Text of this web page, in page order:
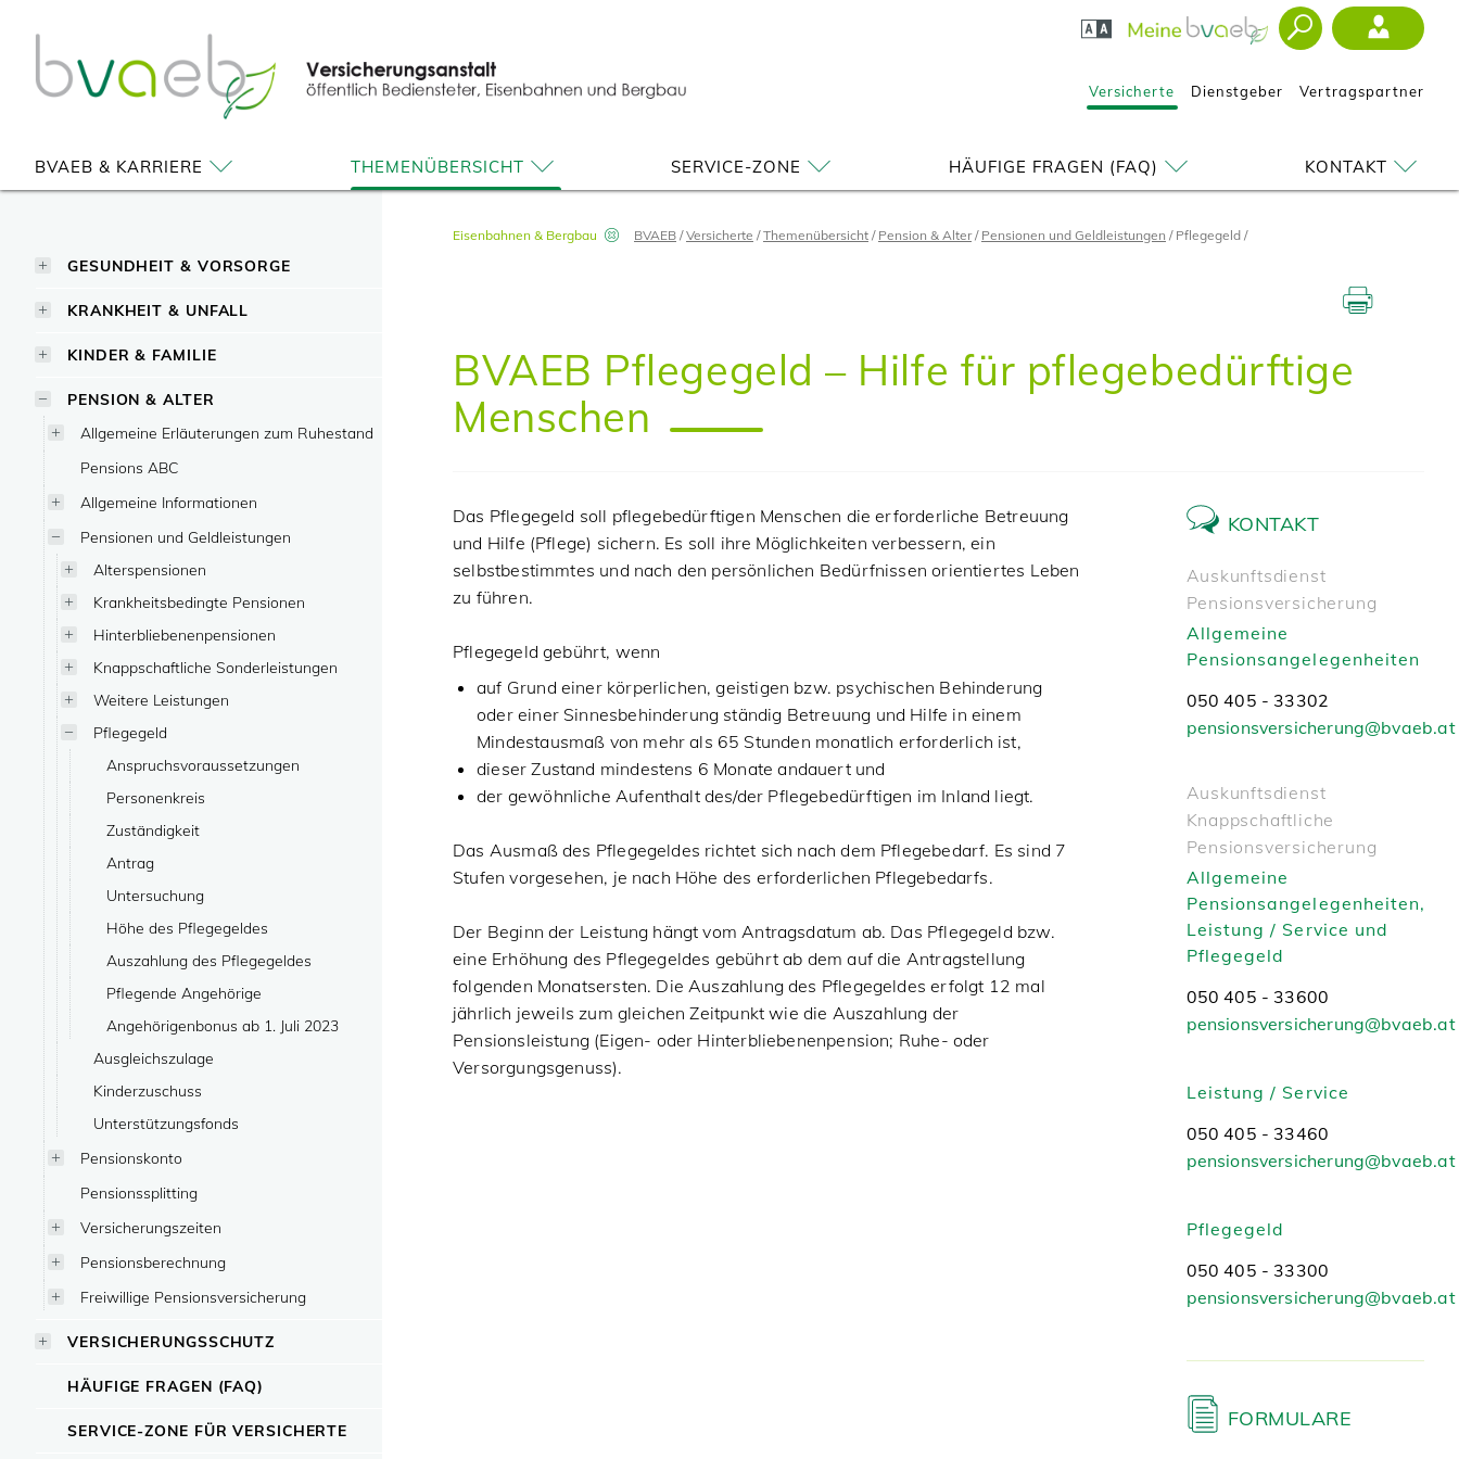
springen
Versicherte Dienstgeber Vertragspartner
BVAEB & KARRIERE THEMENÜBERSICHT SERVICE-ZONE HÄUFIGE FRAGEN (FAQ) KONTAKT
GESUNDHEIT & VORSORGE
KRANKHEIT & UNFALL
KINDER & FAMILIE
PENSION & ALTER
Allgemeine Erläuterungen zum Ruhestand
Pensions ABC
Allgemeine Informationen
Pensionen und Geldleistungen
Alterspensionen
Krankheitsbedingte Pensionen
Hinterbliebenenpensionen
Knappschaftliche Sonderleistungen
Weitere Leistungen
Pflegegeld
Anspruchsvoraussetzungen
Personenkreis
Zuständigkeit
Antrag
Untersuchung
Höhe des Pflegegeldes
Auszahlung des Pflegegeldes
Pflegende Angehörige
Angehörigenbonus ab 1. Juli 2023
Ausgleichszulage
Kinderzuschuss
Unterstützungsfonds
Pensionskonto
Pensionssplitting
Versicherungszeiten
Pensionsberechnung
Freiwillige Pensionsversicherung
VERSICHERUNGSSCHUTZ
HÄUFIGE FRAGEN (FAQ)
SERVICE-ZONE FÜR VERSICHERTE
Eisenbahnen & Bergbau BVAEB Versicherte Themenübersicht Pension & Alter Pensionen und Geldleistungen Pflegegeld
BVAEB Pflegegeld – Hilfe für pflegebedürftige
Menschen
Das Pflegegeld soll pflegebedürftigen Menschen die erforderliche Betreuung
und Hilfe (Pflege) sichern. Es soll ihre Möglichkeiten verbessern, ein
selbstbestimmtes und nach den persönlichen Bedürfnissen orientiertes Leben
zu führen.
Pflegegeld gebührt, wenn
auf Grund einer körperlichen, geistigen bzw. psychischen Behinderung
oder einer Sinnesbehinderung ständig Betreuung und Hilfe in einem
Mindestausmaß von mehr als 65 Stunden monatlich erforderlich ist,
dieser Zustand mindestens 6 Monate andauert und
der gewöhnliche Aufenthalt des/der Pflegebedürftigen im Inland liegt.
Das Ausmaß des Pflegegeldes richtet sich nach dem Pflegebedarf. Es sind 7
Stufen vorgesehen, je nach Höhe des erforderlichen Pflegebedarfs.
Der Beginn der Leistung hängt vom Antragsdatum ab. Das Pflegegeld bzw.
eine Erhöhung des Pflegegeldes gebührt ab dem auf die Antragstellung
folgenden Monatsersten. Die Auszahlung des Pflegegeldes erfolgt 12 mal
jährlich jeweils zum gleichen Zeitpunkt wie die Auszahlung der
Pensionsleistung (Eigen- oder Hinterbliebenenpension; Ruhe- oder
Versorgungsgenuss).
KONTAKT
Auskunftsdienst
Pensionsversicherung
Allgemeine
Pensionsangelegenheiten
050 405 - 33302
pensionsversicherung@bvaeb.at
Auskunftsdienst
Knappschaftliche
Pensionsversicherung
Allgemeine
Pensionsangelegenheiten,
Leistung / Service und
Pflegegeld
050 405 - 33600
pensionsversicherung@bvaeb.at
Leistung / Service
050 405 - 33460
pensionsversicherung@bvaeb.at
Pflegegeld
050 405 - 33300
pensionsversicherung@bvaeb.at
FORMULARE